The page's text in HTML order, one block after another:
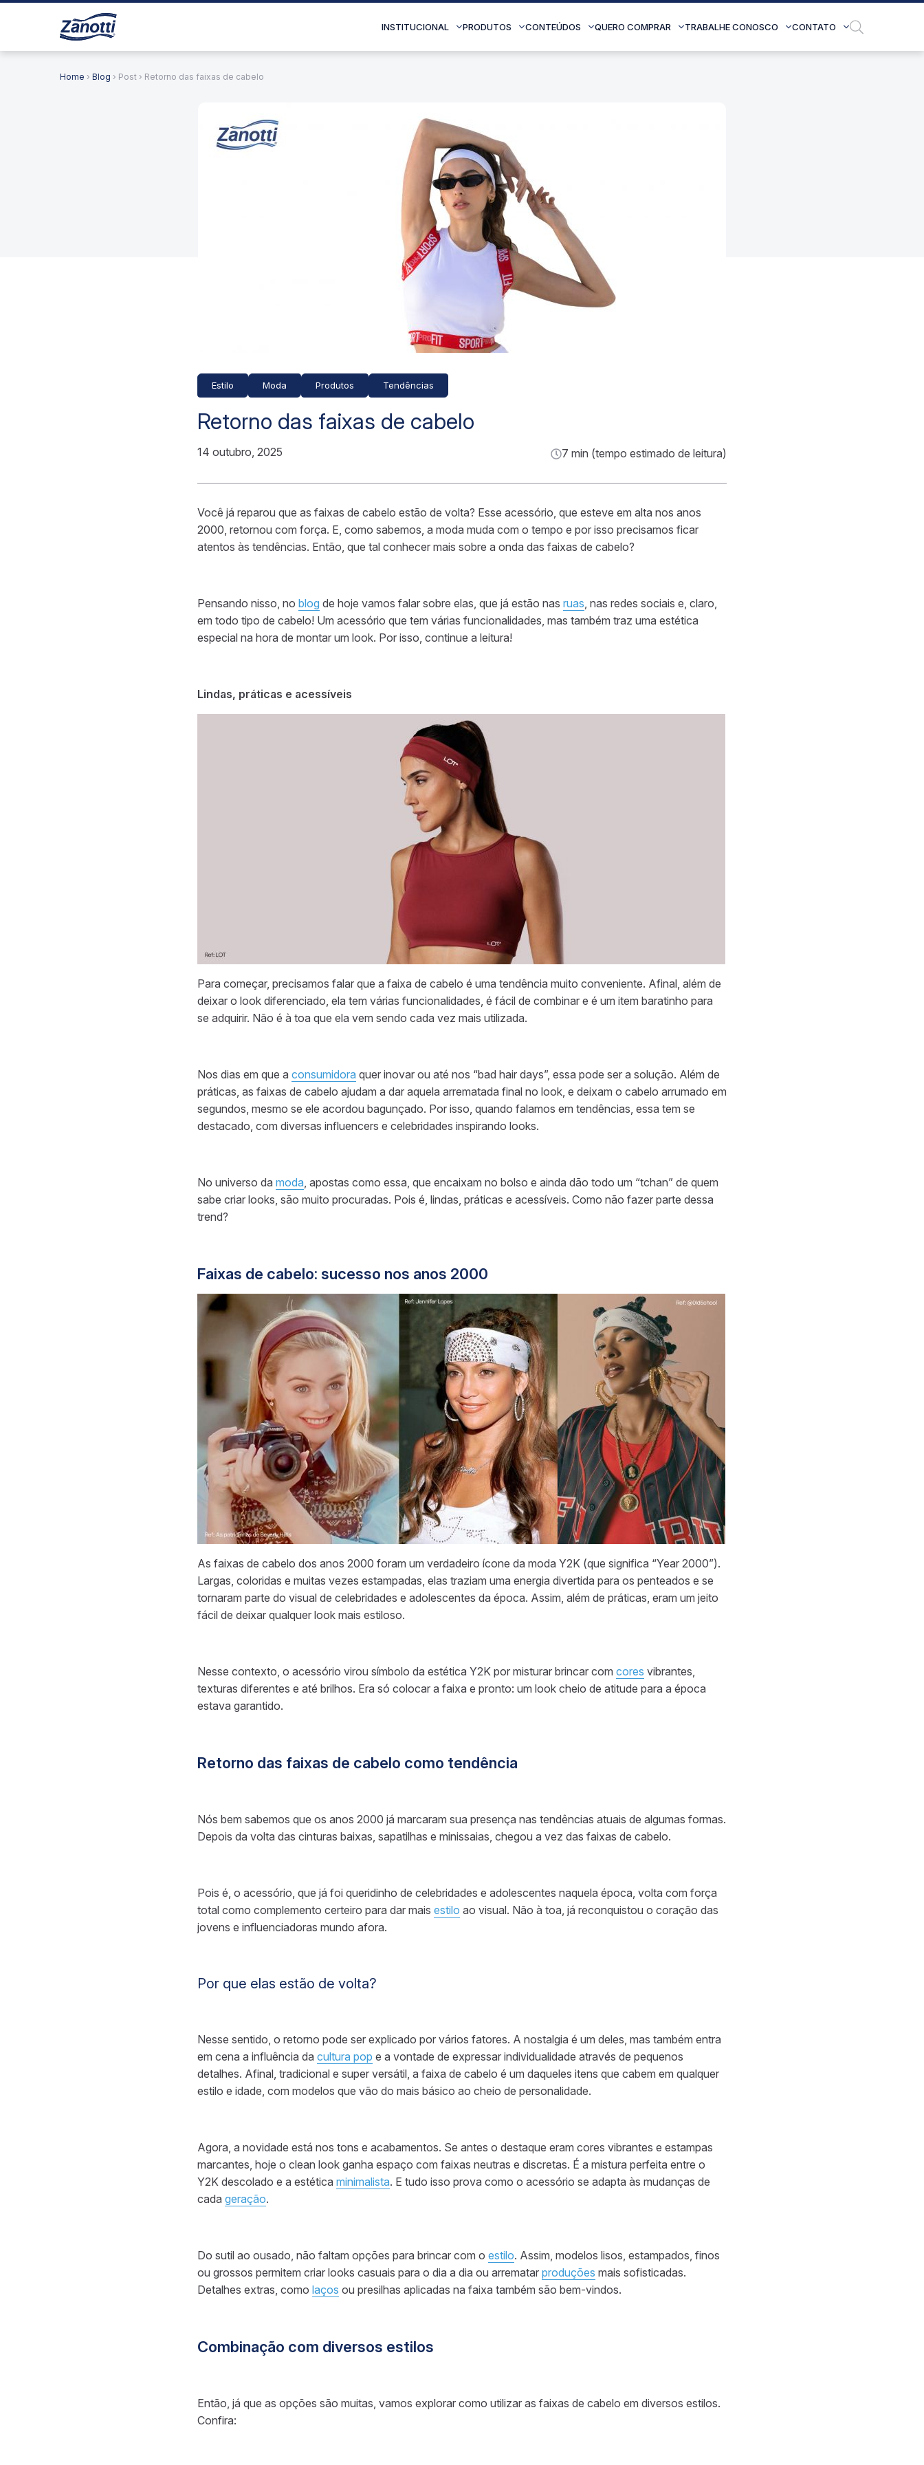
INSTITUCIONAL PRODUTOS CONTEÚDOS QUERO COMPRAR TRABALHE CONOSCO CONTATO
Home › Blog › Post › Retorno das faixas de cabelo
Estilo Moda Produtos Tendências
Retorno das faixas de cabelo
14 outubro, 2025 7 min (tempo estimado de leitura)
Você já reparou que as faixas de cabelo estão de volta? Esse acessório, que esteve em alta nos anos
2000, retornou com força. E, como sabemos, a moda muda com o tempo e por isso precisamos ficar
atentos às tendências. Então, que tal conhecer mais sobre a onda das faixas de cabelo?
Pensando nisso, no blog de hoje vamos falar sobre elas, que já estão nas ruas, nas redes sociais e, claro,
em todo tipo de cabelo! Um acessório que tem várias funcionalidades, mas também traz uma estética
especial na hora de montar um look. Por isso, continue a leitura!
Lindas, práticas e acessíveis
Para começar, precisamos falar que a faixa de cabelo é uma tendência muito conveniente. Afinal, além de
deixar o look diferenciado, ela tem várias funcionalidades, é fácil de combinar e é um item baratinho para
se adquirir. Não é à toa que ela vem sendo cada vez mais utilizada.
Nos dias em que a consumidora quer inovar ou até nos “bad hair days”, essa pode ser a solução. Além de
práticas, as faixas de cabelo ajudam a dar aquela arrematada final no look, e deixam o cabelo arrumado em
segundos, mesmo se ele acordou bagunçado. Por isso, quando falamos em tendências, essa tem se
destacado, com diversas influencers e celebridades inspirando looks.
No universo da moda, apostas como essa, que encaixam no bolso e ainda dão todo um “tchan” de quem
sabe criar looks, são muito procuradas. Pois é, lindas, práticas e acessíveis. Como não fazer parte dessa
trend?
Faixas de cabelo: sucesso nos anos 2000
As faixas de cabelo dos anos 2000 foram um verdadeiro ícone da moda Y2K (que significa “Year 2000”).
Largas, coloridas e muitas vezes estampadas, elas traziam uma energia divertida para os penteados e se
tornaram parte do visual de celebridades e adolescentes da época. Assim, além de práticas, eram um jeito
fácil de deixar qualquer look mais estiloso.
Nesse contexto, o acessório virou símbolo da estética Y2K por misturar brincar com cores vibrantes,
texturas diferentes e até brilhos. Era só colocar a faixa e pronto: um look cheio de atitude para a época
estava garantido.
Retorno das faixas de cabelo como tendência
Nós bem sabemos que os anos 2000 já marcaram sua presença nas tendências atuais de algumas formas.
Depois da volta das cinturas baixas, sapatilhas e minissaias, chegou a vez das faixas de cabelo.
Pois é, o acessório, que já foi queridinho de celebridades e adolescentes naquela época, volta com força
total como complemento certeiro para dar mais estilo ao visual. Não à toa, já reconquistou o coração das
jovens e influenciadoras mundo afora.
Por que elas estão de volta?
Nesse sentido, o retorno pode ser explicado por vários fatores. A nostalgia é um deles, mas também entra
em cena a influência da cultura pop e a vontade de expressar individualidade através de pequenos
detalhes. Afinal, tradicional e super versátil, a faixa de cabelo é um daqueles itens que cabem em qualquer
estilo e idade, com modelos que vão do mais básico ao cheio de personalidade.
Agora, a novidade está nos tons e acabamentos. Se antes o destaque eram cores vibrantes e estampas
marcantes, hoje o clean look ganha espaço com faixas neutras e discretas. É a mistura perfeita entre o
Y2K descolado e a estética minimalista. E tudo isso prova como o acessório se adapta às mudanças de
cada geração.
Do sutil ao ousado, não faltam opções para brincar com o estilo. Assim, modelos lisos, estampados, finos
ou grossos permitem criar looks casuais para o dia a dia ou arrematar produções mais sofisticadas.
Detalhes extras, como laços ou presilhas aplicadas na faixa também são bem-vindos.
Combinação com diversos estilos
Então, já que as opções são muitas, vamos explorar como utilizar as faixas de cabelo em diversos estilos.
Confira: